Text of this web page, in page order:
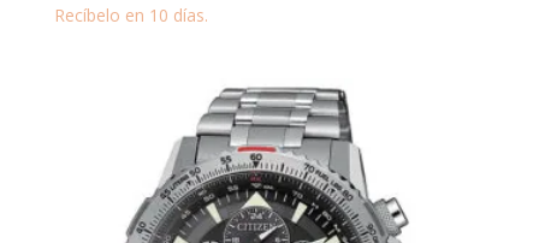
precio precio
Recíbelo en 10 días.